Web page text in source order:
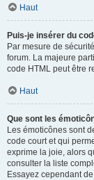
Haut
Puis-je insérer du
Par mesure de
forum. La majeure
code HTML peut être
Haut
Que sont les
Les émoticônes sont
code court et qui
exprime la joie, alors
consulter la liste
Essayez cependant